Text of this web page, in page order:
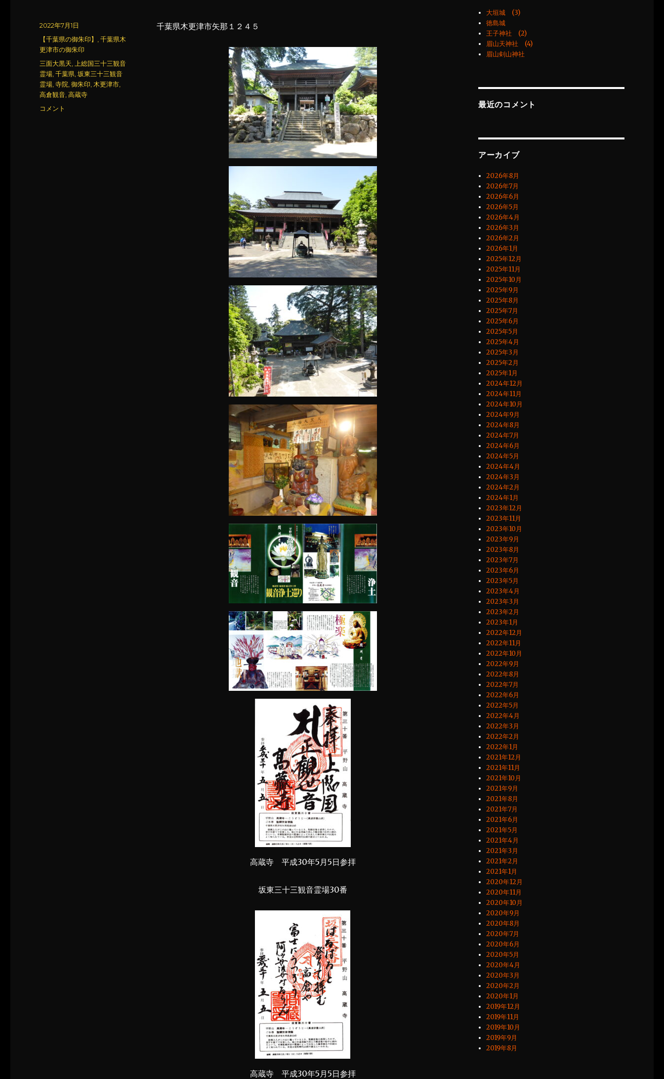
千葉県木更津市矢那１２４５
高蔵寺 平成30年5月5日参拝
坂東三十三観音霊場30番
高蔵寺 平成30年5月5日参拝
投
稿
日:
2022年7月1日
カ
テ
ゴ
リ
ー
【千葉県の御朱印】 ,千葉県木
更津市の御朱印
タ
グ
三面大黒天
上総国三十三観音
霊場 ,千葉県 ,坂東三十三観音
霊場 ,寺院 ,御朱印 木更津市
高倉観音 ,高蔵寺
高
コメント
大垣城 (3)
徳島城
王子神社 (2)
眉山天神社 (4)
眉山剣山神社
最近のコメント
アーカイブ
2026年8月
2026年7月
2026年6月
2026年5月
2026年4月
2026年3月
2026年2月
2026年1月
2025年12月
2025年11月
2025年10月
2025年9月
2025年8月
2025年7月
2025年6月
2025年5月
2025年4月
2025年3月
2025年2月
2025年1月
2024年12月
2024年11月
2024年10月
2024年9月
2024年8月
2024年7月
2024年6月
2024年5月
2024年4月
2024年3月
2024年2月
2024年1月
2023年12月
2023年11月
2023年10月
2023年9月
2023年8月
2023年7月
2023年6月
2023年5月
2023年4月
2023年3月
2023年2月
2023年1月
2022年12月
2022年11月
2022年10月
2022年9月
2022年8月
2022年7月
2022年6月
2022年5月
2022年4月
2022年3月
2022年2月
2022年1月
2021年12月
2021年11月
2021年10月
2021年9月
2021年8月
2021年7月
2021年6月
2021年5月
2021年4月
2021年3月
2021年2月
2021年1月
2020年12月
2020年11月
2020年10月
2020年9月
2020年8月
2020年7月
2020年6月
2020年5月
2020年4月
2020年3月
2020年2月
2020年1月
2019年12月
2019年11月
2019年10月
2019年9月
2019年8月